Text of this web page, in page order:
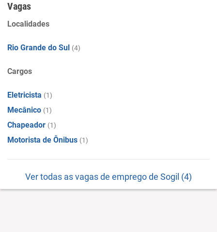
Vagas
Localidades
Rio Grande do Sul (4)
Cargos
Eletricista (1)
Mecânico (1)
Chapeador (1)
Motorista de Ônibus (1)
Ver todas as vagas de emprego de Sogil (4)